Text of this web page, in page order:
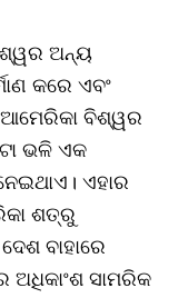
ଅନ୍ୟ
କରେ ଏବଂ
ବିଶ୍ୱର
ଭଳି ଏକ
ଏହାର
ଶତ୍ରୁ
ବାହାରେ
ଅଧିକାଂଶ ସାମରିକ